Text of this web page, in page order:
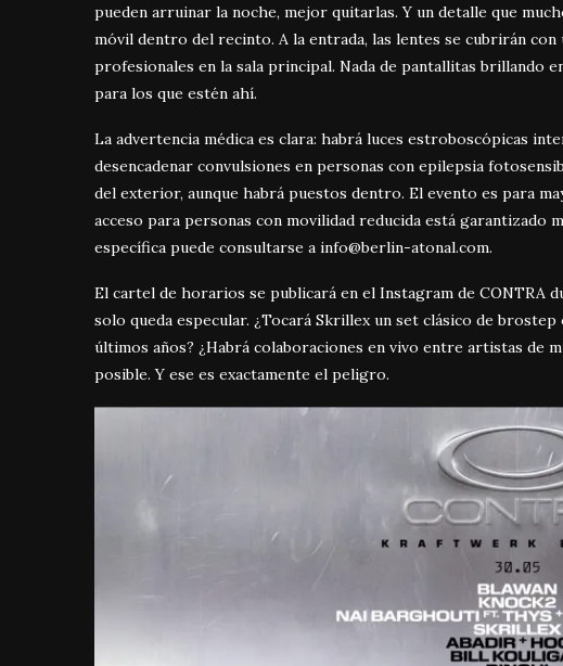
pueden arruinar la noche, mejor quitarlas. Y un detalle que
móvil dentro del recinto. A la entrada, las lentes se cubrirán
profesionales en la sala principal. Nada de pantallitas brillando
para los que estén ahí.
La advertencia médica es clara: habrá luces estroboscópicas
desencadenar convulsiones en personas con epilepsia
del exterior, aunque habrá puestos dentro. El evento es para
acceso para personas con movilidad reducida está garantizado
específica puede consultarse a info@berlin-atonal.com.
El cartel de horarios se publicará en el Instagram de CONTRA
solo queda especular. ¿Tocará Skrillex un set clásico de
últimos años? ¿Habrá colaboraciones en vivo entre artistas de
posible. Y ese es exactamente el peligro.